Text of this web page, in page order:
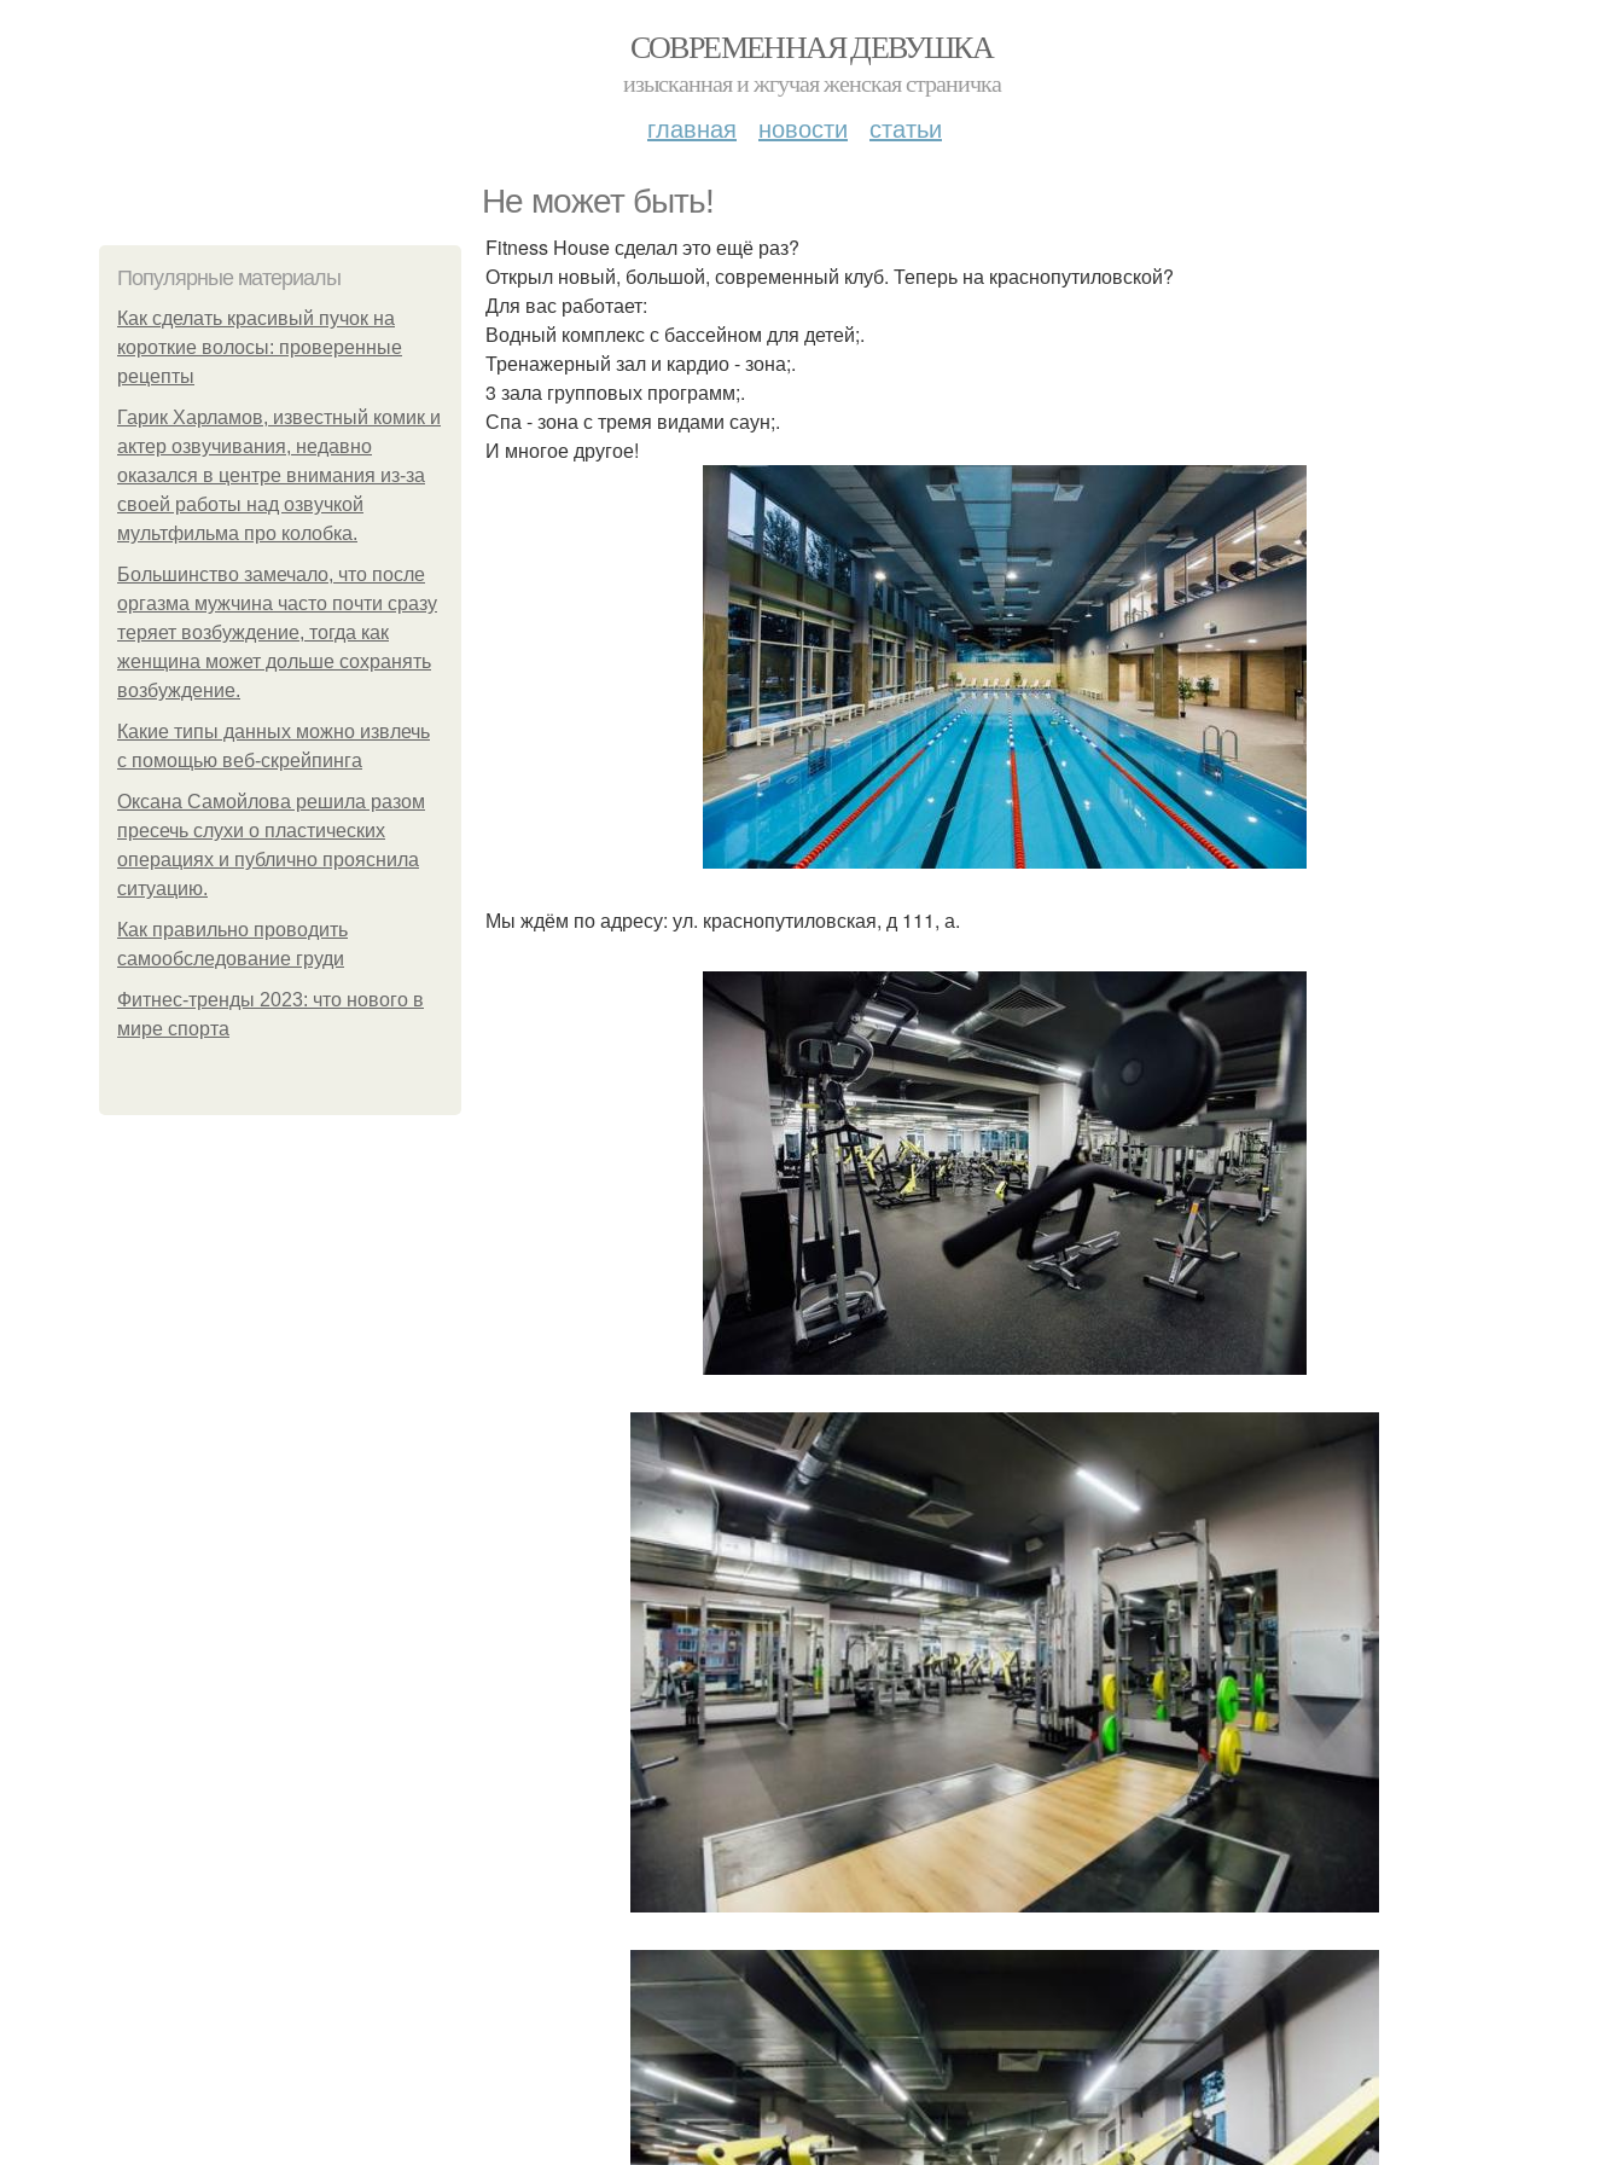
СОВРЕМЕННАЯ ДЕВУШКА
изысканная и жгучая женская страничка
главная новости статьи
Не может быть!
Популярные материалы
Как сделать красивый пучок на
короткие волосы: проверенные
рецепты
Гарик Харламов, известный комик и
актер озвучивания, недавно
оказался в центре внимания из-за
своей работы над озвучкой
мультфильма про колобка.
Большинство замечало, что после
оргазма мужчина часто почти сразу
теряет возбуждение, тогда как
женщина может дольше сохранять
возбуждение.
Какие типы данных можно извлечь
с помощью веб-скрейпинга
Оксана Самойлова решила разом
пресечь слухи о пластических
операциях и публично прояснила
ситуацию.
Как правильно проводить
самообследование груди
Фитнес-тренды 2023: что нового в
мире спорта
Fitness House сделал это ещё раз?
Открыл новый, большой, современный клуб. Теперь на краснопутиловской?
Для вас работает:
Водный комплекс с бассейном для детей;.
Тренажерный зал и кардио - зона;.
3 зала групповых программ;.
Спа - зона с тремя видами саун;.
И многое другое!
Мы ждём по адресу: ул. краснопутиловская, д 111, а.